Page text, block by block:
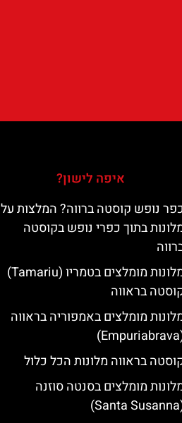
איפה לישון?
נופש קוסטה ברווה? המלצות על
בתוך כפרי נופש בקוסטה
מלונות מומלצים בטמריו (Tamariu)
בראווה
מומלצים באמפוריה בראווה
בראווה מלונות הכל כלול
מומלצים בסנטה סוזנה
(Santa